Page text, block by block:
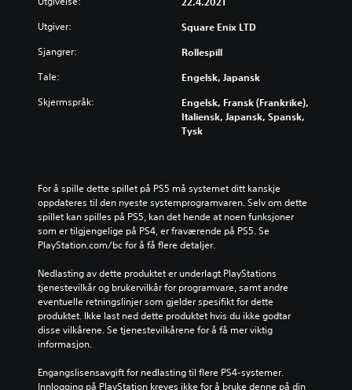
Utgiver: Square Enix LTD
Sjangrer: Rollespill
Tale: Engelsk, Japansk
Skjermspråk:
Engelsk, Fransk (Frankrike),
Italiensk, Japansk, Spansk,
Tysk
For å spille dette spillet på PS5 må systemet ditt kanskje
oppdateres til den nyeste systemprogramvaren. Selv om dette
spillet kan spilles på PS5, kan det hende at noen funksjoner
som er tilgjengelige på PS4, er fraværende på PS5. Se
PlayStation.com/bc for å få flere detaljer.
Nedlasting av dette produktet er underlagt PlayStations
tjenestevilkår og brukervilkår for programvare, samt andre
eventuelle retningslinjer som gjelder spesifikt for dette
produktet. Ikke last ned dette produktet hvis du ikke godtar
disse vilkårene. Se tjenestevilkårene for å få mer viktig
informasjon.
Engangslisensavgift for nedlasting til flere PS4-systemer.
Innlogging på PlayStation kreves ikke for å bruke denne på din